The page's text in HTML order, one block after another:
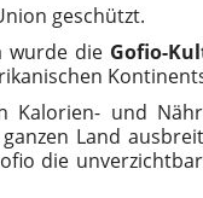
geschützt.
wurde die Gofio-
und
Land
die